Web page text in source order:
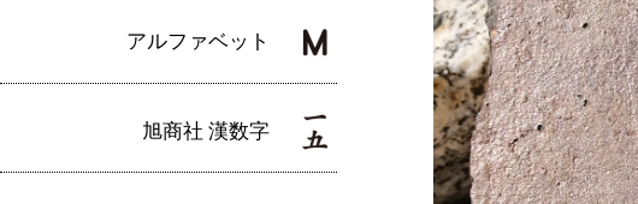
アルファベット
旭商社 漢数字